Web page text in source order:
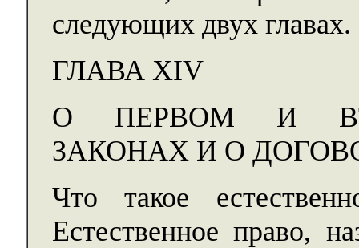
следующих двух главах.
ГЛАВА XIV
О ПЕРВОМ И
ЗАКОНАХ И О
Что такое
Естественное право,